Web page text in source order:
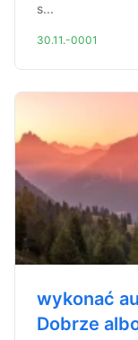
s...
30.11.-0001
wykonać
Dobrze